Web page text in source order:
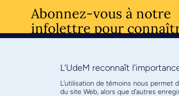
Abonnez-vous à notre
infolettre pour
l’actualité facultaire
L’UdeM reconnaît
L’utilisation de témoins nous permet
du site Web, alors que d’autres